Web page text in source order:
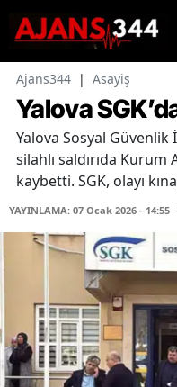
Ajans344 | Asayiş
Yalova
Yalova Sosyal
silahlı saldırıda Kurum
kaybetti. SGK, olayı
YAYINLAMA: 07 Ocak 2026 - 14:55